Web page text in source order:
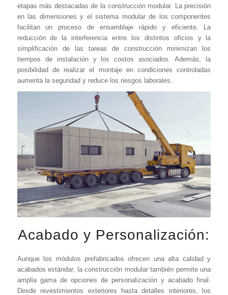
etapas más destacadas de la construcción modular. La precisión
en las dimensiones y el sistema modular de los componentes
facilitan un proceso de ensamblaje rápido y eficiente. La
reducción de la interferencia entre los distintos oficios y la
simplificación de las tareas de construcción minimizan los
tiempos de instalación y los costos asociados. Además, la
posibilidad de realizar el montaje en condiciones controladas
aumenta la seguridad y reduce los riesgos laborales.
Acabado y Personalización:
Aunque los módulos prefabricados ofrecen una alta calidad y
acabados estándar, la construcción modular también permite una
amplia gama de opciones de personalización y acabado final.
Desde revestimientos exteriores hasta detalles interiores, los